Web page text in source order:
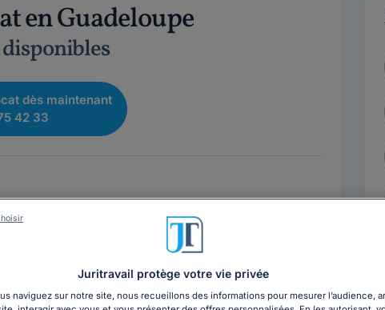
en Guadeloupe
dès maintenant
42 33
près de chez vous. 44 avocats présents dans notre
En cabinet près de chez vous (Guadeloupe)
meilleur accompagnement pour défendre vos
Juritravail protège votre vie privée
naviguez sur notre site, nous recueillons des informations pour mesurer l’audience,